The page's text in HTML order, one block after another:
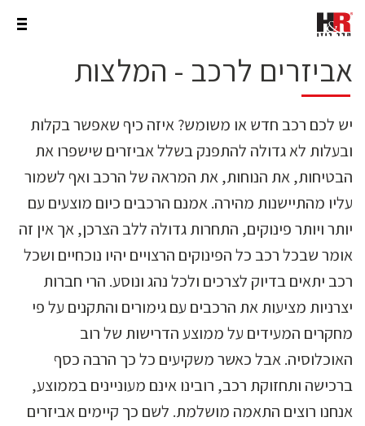
אביזרים לרכב - המלצות
יש לכם רכב חדש או משומש? איזה כיף שאפשר בקלות
ובעלות לא גדולה להתפנק בשלל אביזרים שישפרו את
הבטיחות, את הנוחות, את המראה של הרכב ואף לשמור
עליו מהתיישנות מהירה. אמנם הרכבים כיום מוצעים עם
יותר ויותר פינוקים, התחרות גדולה ללב הצרכן, אך אין זה
אומר שבכל רכב כל הפינוקים הרצויים יהיו נוכחיים ושכל
רכב יתאים בדיוק לצרכים ולכל נהג ונוסע. הרי חברות
יצרניות מציעות את הרכבים עם גימורים והתקנים על פי
מחקרים המעידים על ממוצע הדרישות של רוב
האוכלוסיה. אבל כאשר משקיעים כל כך הרבה כסף
ברכישה ותחזוקת רכב, רובינו אינם מעוניינים בממוצע,
אנחנו רוצים התאמה מושלמת. לשם כך קיימים אביזרים